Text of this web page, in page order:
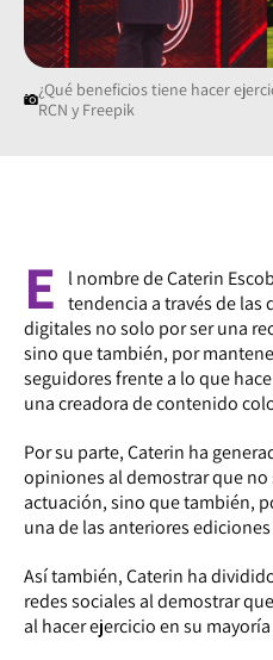
¿Qué beneficios tiene hacer
RCN y Freepik
E
l nombre de Caterin
tendencia a través de
digitales no solo por ser una
sino que también, por
seguidores frente a lo que
una creadora de contenido
Por su parte, Caterin ha
opiniones al demostrar que
actuación, sino que también,
una de las anteriores
Así también, Caterin ha
redes sociales al demostrar
al hacer ejercicio en su